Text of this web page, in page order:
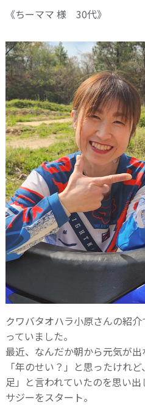
《ちーママ 様 30代》
クワバタオハラ小原さんの紹
っていました。
最近、なんだか朝から元気が出
「年のせい？」と思ったけれ
足」と言われていたのを思い
サジーをスタート。